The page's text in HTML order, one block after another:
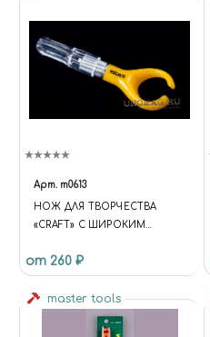
Арт. m0613
НОЖ ДЛЯ ТВОРЧЕСТВА
«CRAFT» С ШИРОКИМ
от 260 ₽
master tools